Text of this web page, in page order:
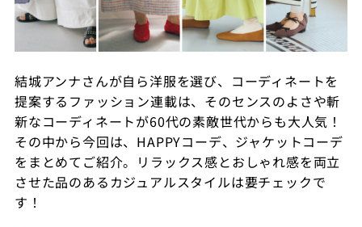
結城アンナさんが自ら洋服を選び、コーディネートを
提案するファッション連載は、そのセンスのよさや斬
新なコーディネートが60代の素敵世代からも大人気！
その中から今回は、HAPPYコーデ、ジャケットコーデ
をまとめてご紹介。リラックス感とおしゃれ感を両立
させた品のあるカジュアルスタイルは要チェックで
す！